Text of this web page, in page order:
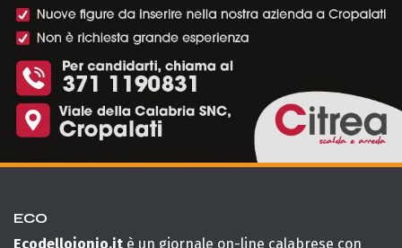
ECO
Ecodellojonio.it è un giornale on-line calabrese con